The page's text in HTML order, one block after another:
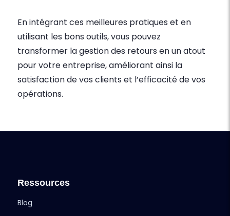
En intégrant ces meilleures pratiques et en
utilisant les bons outils, vous pouvez
transformer la gestion des retours en un atout
pour votre entreprise, améliorant ainsi la
satisfaction de vos clients et l’efficacité de vos
opérations.
Ressources
Blog